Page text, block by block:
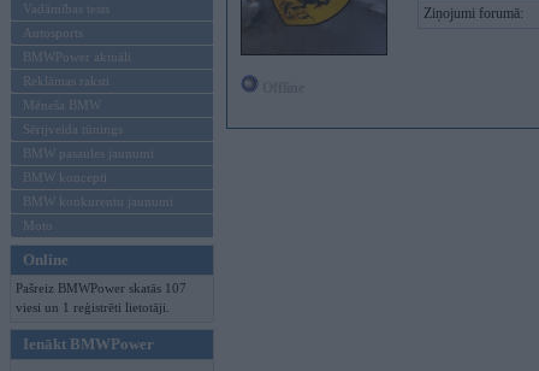
Vadāmības tests
Autosports
BMWPower aktuāli
Reklāmas raksti
Mēneša BMW
Sērijveida tūnings
BMW pasaules jaunumi
BMW koncepti
BMW konkurentu jaunumi
Moto
Online
Pašreiz BMWPower skatās 107
viesi un 1 reģistrēti lietotāji.
Ienākt BMWPower
Ziņojumi forumā: